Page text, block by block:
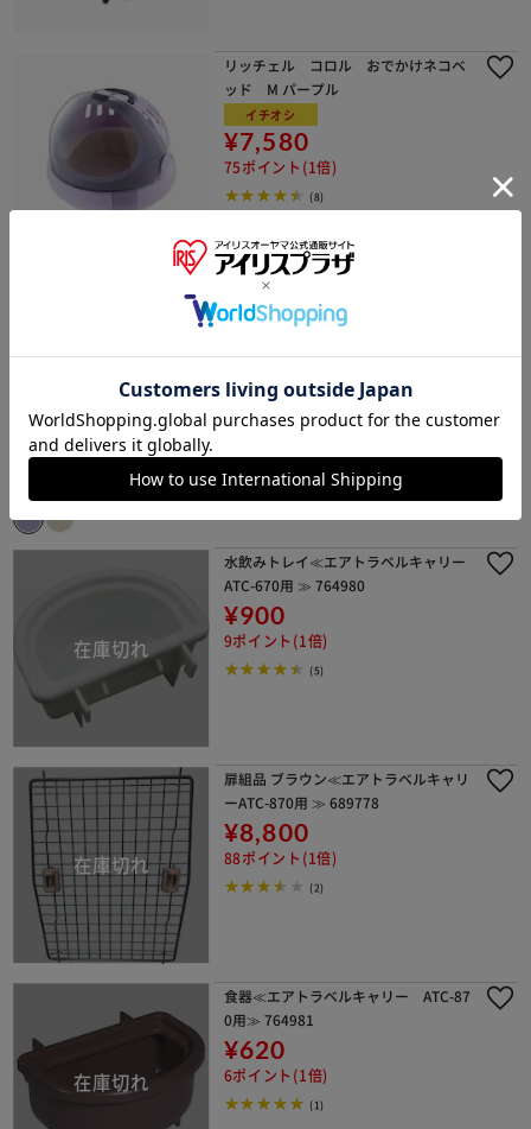
リッチェル コロル おでかけネコベ
ッド M パープル
イチオシ
¥7,580
75ポイント(1倍)
(8)
リッチェル コロル おでかけネコベ
イチオシ
¥5,980
59ポイント(1倍)
水飲みトレイ≪エアトラベルキャリー
ATC-670用 ≫ 764980
¥900
9ポイント(1倍)
(5)
扉組品 ブラウン≪エアトラベルキャリ
ーATC-870用 ≫ 689778
¥8,800
88ポイント(1倍)
(2)
食器≪エアトラベルキャリー ATC-87
0用≫ 764981
¥620
6ポイント(1倍)
(1)